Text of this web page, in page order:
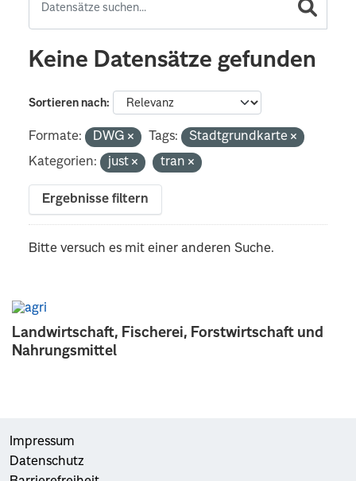
Landwirtschaft, Fischerei, Forstwirtschaft und
Nahrungsmittel
Keine Datensätze gefunden
Sortieren nach
Formate: DWG Tags:
Stadtgrundkarte
Kategorien:
just tran
Ergebnisse filtern
Bitte versuch es mit einer anderen Suche.
Impressum
Datenschutz